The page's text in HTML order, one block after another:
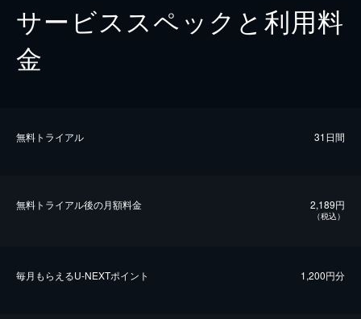
サービススペックと利用料
金
無料トライアル 31日間
無料トライアル後の⽉額料金 2,189円
（税込）
毎⽉もらえるU-NEXTポイント 1,200円分